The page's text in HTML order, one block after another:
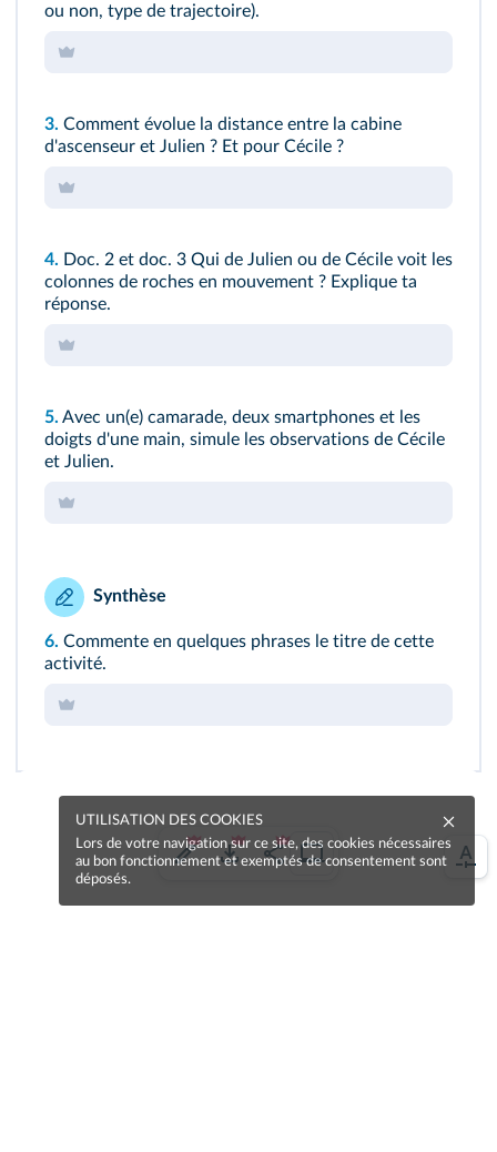
ou non, type de trajectoire).
3. Comment évolue la distance entre la cabine
d'ascenseur et Julien ? Et pour Cécile ?
4. Doc. 2 et doc. 3 Qui de Julien ou de Cécile voit les
colonnes de roches en mouvement ? Explique ta
réponse.
5. Avec un(e) camarade, deux smartphones et les
doigts d'une main, simule les observations de Cécile
et Julien.
Synthèse
6. Commente en quelques phrases le titre de cette
activité.
UTILISATION DES COOKIES
Lors de votre navigation sur ce site, des cookies nécessaires
au bon fonctionnement et exemptés de consentement sont
déposés.